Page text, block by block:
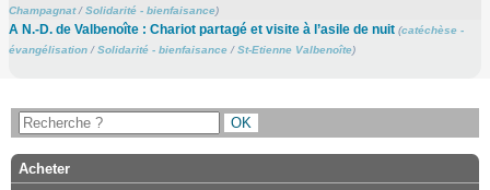
Champagnat/Solidarité - bienfaisance)
A N.-D. de Valbenoîte : Chariot partagé et visite à l’asile de nuit (catéchèse -
évangélisation/Solidarité - bienfaisance/St-Etienne Valbenoîte)
Acheter